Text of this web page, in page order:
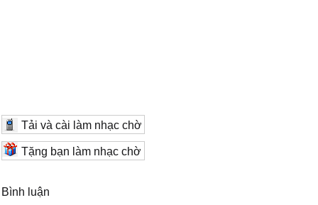
Tải và cài làm nhạc chờ
Tặng bạn làm nhạc chờ
Bình luận